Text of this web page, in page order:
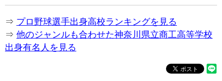
⇒ プロ野球選手出身高校ランキングを見る
⇒ 他のジャンルも合わせた神奈川県立商工高等学校
出身有名人を見る